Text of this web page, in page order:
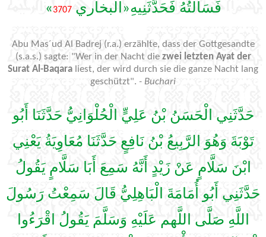
فَسَأَلْتُهُ فَحَدَّثَنِيهِ«البخاري3707
»
Abu Mas´ud Al Badrej (r.a.) erzählte, dass der Gottgesandte
(s.a.s.) sagte: "Wer in der Nacht die zwei letzten Ayat der
Surat Al-Baqara liest, der wird durch sie die ganze Nacht lang
geschützt". - Buchari
حَدَّثَنِي الْحَسَنُ بْنُ عَلِيٍّ الْحُلْوَانِيُّ حَدَّثَنَا أَبُو
تَوْبَةَ وَهُوَ الرَّبِيعُ بْنُ نَافِعٍ حَدَّثَنَا مُعَاوِيَةُ يَعْنِي
ابْنَ سَلَّامٍ عَنْ زَيْدٍ أَنَّهُ سَمِعَ أَبَا سَلَّامٍ يَقُولُ
حَدَّثَنِي أَبُو أُمَامَةَ الْبَاهِلِيُّ قَالَ سَمِعْتُ رَسُولَ
اللَّهِ صَلَّى اللَّهم عَلَيْهِ وَسَلَّمَ يَقُولُ اقْرَءُوا